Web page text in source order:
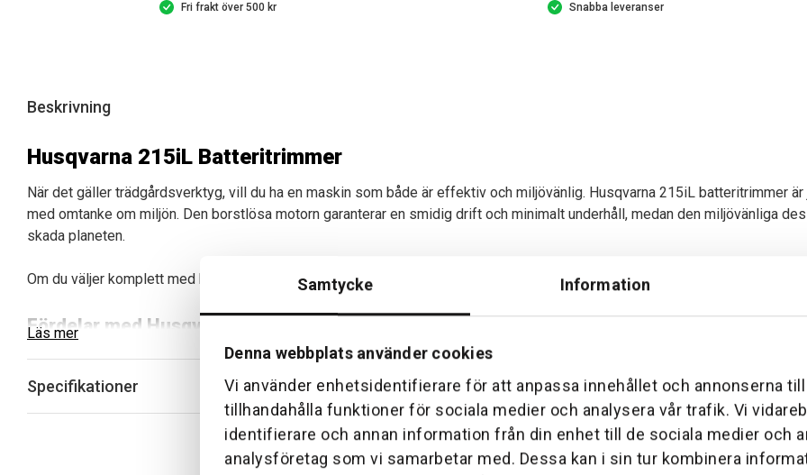
Samtycke Information
Denna webbplats använder cookies
Vi använder enhetsidentifierare för att anpassa innehållet och annonserna till
tillhandahålla funktioner för sociala medier och analysera vår trafik. Vi
identifierare och annan information från din enhet till de sociala medier och
analysföretag som vi samarbetar med. Dessa kan i sin tur kombinera
Fri frakt över 500 kr Snabba leveranser
Beskrivning
Husqvarna 215iL Batteritrimmer
När det gäller trädgårdsverktyg, vill du ha en maskin som både är effektiv och miljövänlig. Husqvarna 215iL batteritrimmer
med omtanke om miljön. Den borstlösa motorn garanterar en smidig drift och minimalt underhåll, medan den miljövänliga
skada planeten.
Om du väljer komplett med batteri och laddare så ingår B70 & C80.
Fördelar med Husqvarna 215iL Batteritrimmer:
Kraftfull Prestanda:Den borstlösa motorn garanterar att du får jobbet gjort snabbt och effektivt varje gång.
Eko-Fokus: Njut av gräsklippning utan skuld – inga direkta utsläpp betyder renare luft och en gladare jord.
Lätt vikt och ergonomisk design ser till att du kan arbeta i timmar utan att känna av det.
Med savE™-läget kan du välja mellan maximal effekt eller längre körtid, allt baserat på ditt
Vare sig du behöver ett batteri och en laddare eller bara trimmern, har du valmöjligheter som passar just dina
Läs mer
Specifikationer